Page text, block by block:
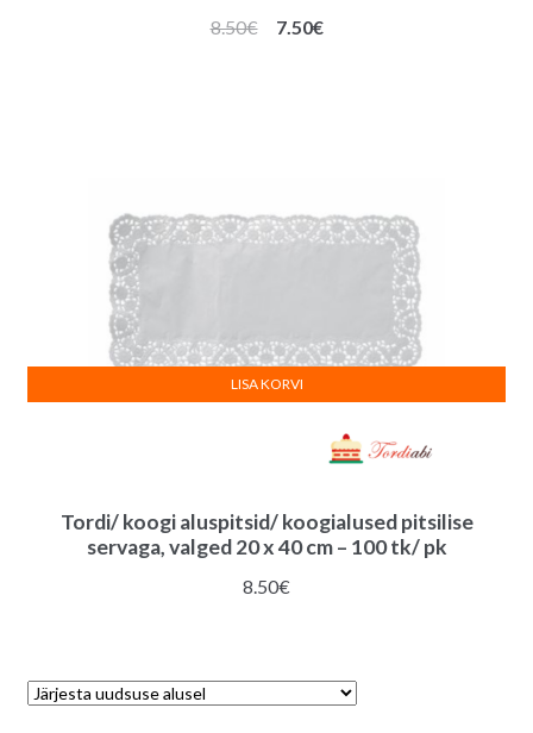
8.50€
Algne
7.50€Praegune
Tordi/ koogi aluspitsid/ koogialused pitsilise
servaga, valged 20 x 40 cm – 100 tk/ pk
8.50€
LISA KORVI